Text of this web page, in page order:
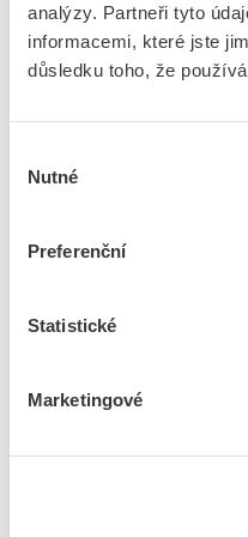
analýzy. Partneři tyto
informacemi, které jste
důsledku toho, že
souhlasu
Nutné
Preferenční
Statistické
Marketingové
Přidat k porovnání
Cena s DPH
4dní